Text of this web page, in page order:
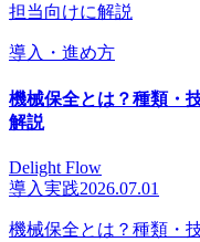
担当向けに解説
導入・進め方
機械保全とは？種類・
解説
Delight Flow
導入実践2026.07.01
機械保全とは？種類・